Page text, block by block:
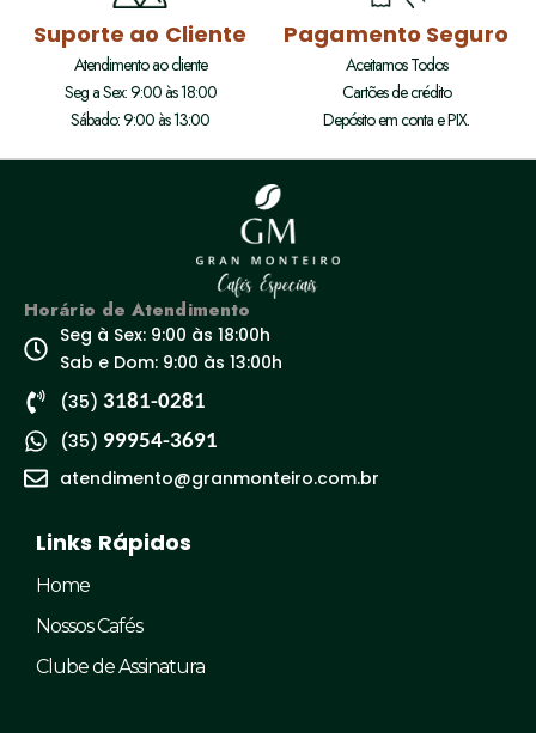
Suporte ao Cliente
Atendimento ao cliente
Seg a Sex: 9:00 às 18:00
Sábado: 9:00 às 13:00
Pagamento Seguro
Aceitamos Todos
Cartões de crédito
Depósito em conta e PIX.
Horário de Atendimento
Seg à Sex: 9:00 às 18:00h
Sab e Dom: 9:00 às 13:00h
(35) 3181-0281
(35) 99954-3691
atendimento@granmonteiro.com.br
Links Rápidos
Home
Nossos Cafés
Clube de Assinatura